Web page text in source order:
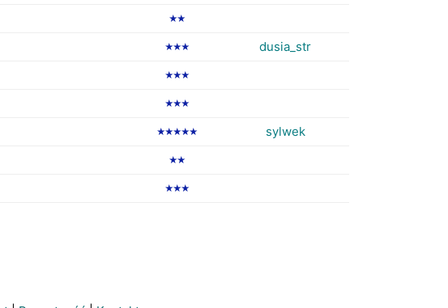
★★
★★★ dusia_str
★★★
★★★
★★★★★ sylwek
★★
★★★